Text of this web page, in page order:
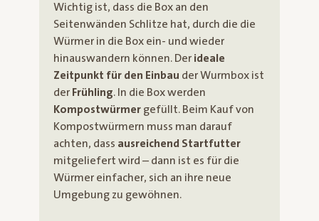
Wichtig ist, dass die Box an den
Seitenwänden Schlitze hat, durch die die
Würmer in die Box ein- und wieder
hinauswandern können. Der ideale
Zeitpunkt für den Einbau der Wurmbox ist
der Frühling. In die Box werden
Kompostwürmergefüllt. Beim Kauf von
Kompostwürmern muss man darauf
achten, dass ausreichend Startfutter
mitgeliefert wird – dann ist es für die
Würmer einfacher, sich an ihre neue
Umgebung zu gewöhnen.